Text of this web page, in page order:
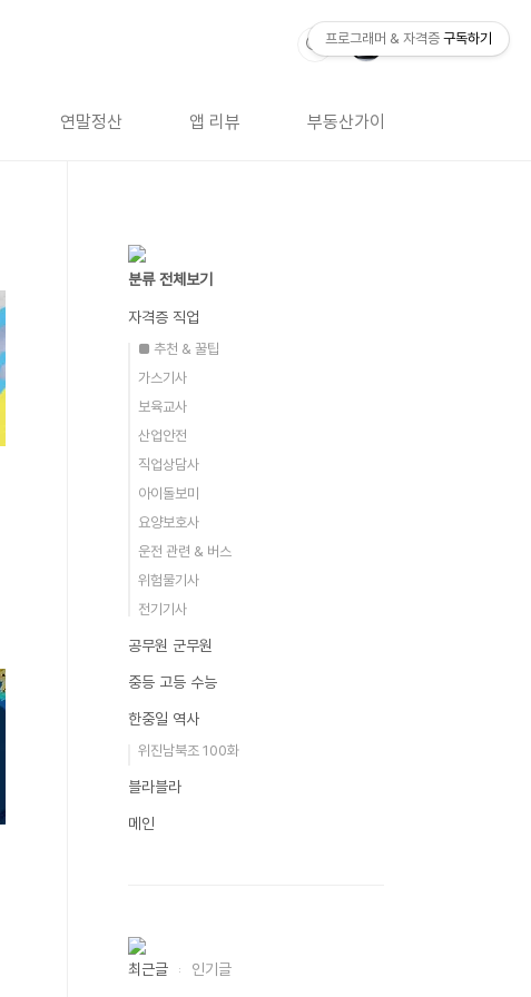
연말정산 앱 리뷰 부동산가이드
분류 전체보기
자격증 직업
■ 추천 & 꿀팁
가스기사
보육교사
산업안전
직업상담사
아이돌보미
요양보호사
운전 관련 & 버스
위험물기사
전기기사
공무원 군무원
중등 고등 수능
한중일 역사
위진남북조 100화
블라블라
메인
최근글 인기글
프로그래머 & 자격증 구독하기